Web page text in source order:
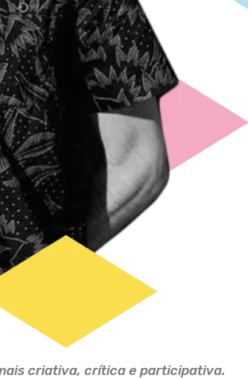
criativa, crítica e participativa.